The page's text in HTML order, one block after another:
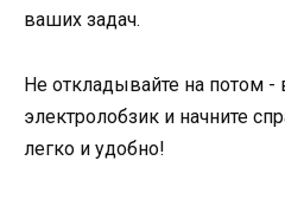
ваших задач.
Не откладывайте на потом
электролобзик и начните
легко и удобно!